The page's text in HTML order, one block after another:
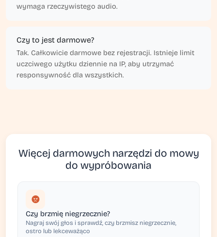
wymaga rzeczywistego audio.
Czy to jest darmowe?
Tak. Całkowicie darmowe bez rejestracji. Istnieje limit
uczciwego użytku dziennie na IP, aby utrzymać
responsywność dla wszystkich.
Więcej darmowych narzędzi do mowy
do wypróbowania
Czy brzmię niegrzecznie?
Nagraj swój głos i sprawdź, czy brzmisz niegrzecznie,
ostro lub lekceważąco